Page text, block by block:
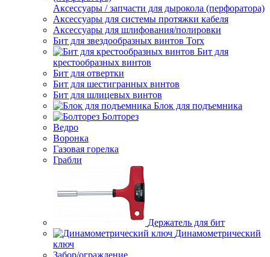
Аксессуары / запчасти для дырокола (перфоратора)
Аксессуары для системы протяжки кабеля
Аксессуары для шлифования/полировки
Бит для звездообразных винтов Torx
Бит для
крестообразных винтов
Бит для отвертки
Бит для шестигранных винтов
Бит для шлицевых винтов
Блок для подъемника
Болторез
Ведро
Воронка
Газовая горелка
Грабли
Держатель для бит
Динамометрический
ключ
Забор/ограждение